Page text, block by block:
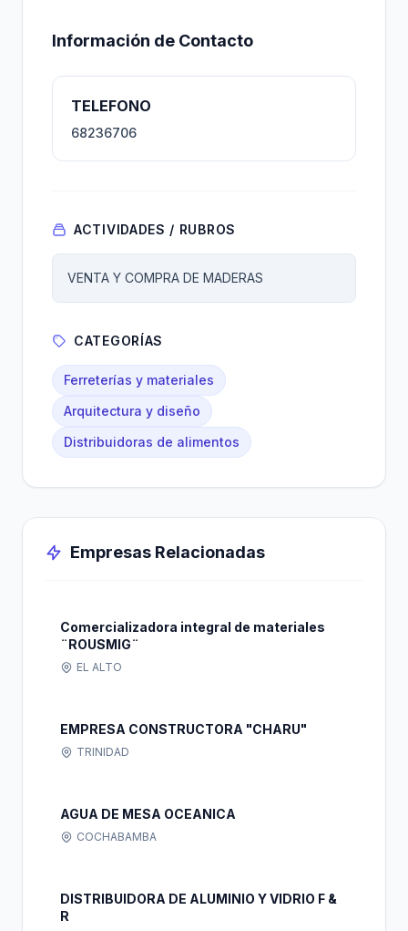
Información de Contacto
TELEFONO
68236706
ACTIVIDADES / RUBROS
VENTA Y COMPRA DE MADERAS
CATEGORÍAS
Ferreterías y materiales
Arquitectura y diseño
Distribuidoras de alimentos
Empresas Relacionadas
Comercializadora integral de materiales
¨ROUSMIG¨
EL ALTO
EMPRESA CONSTRUCTORA "CHARU"
TRINIDAD
AGUA DE MESA OCEANICA
COCHABAMBA
DISTRIBUIDORA DE ALUMINIO Y VIDRIO F &
R